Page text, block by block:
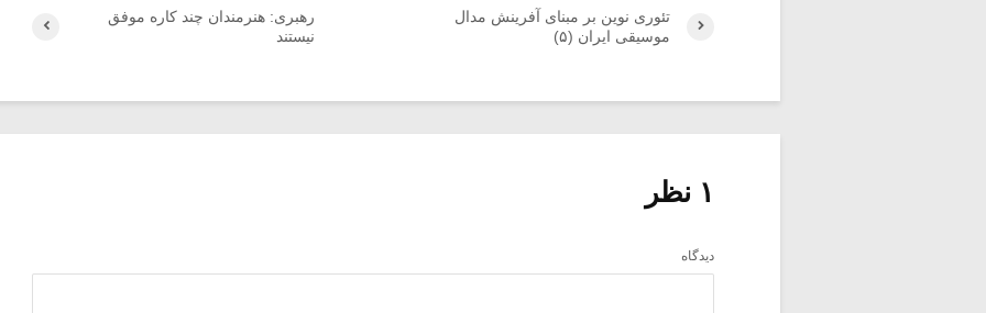
رهبری: هنرمندان چند کاره موفق
نیستند
تئوری نوین بر مبنای آفرینش مدال
موسیقی ایران (۵)
۱ نظر
دیدگاه